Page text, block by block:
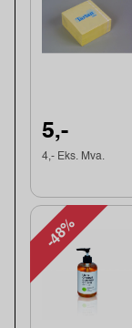
5,-
4,- Eks. Mva.
-48%